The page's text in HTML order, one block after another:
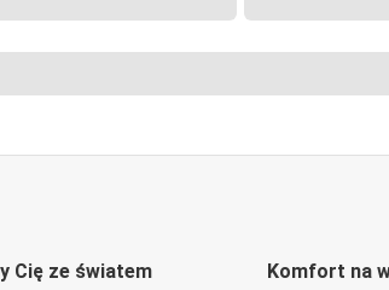
Cię ze światem Komfort na